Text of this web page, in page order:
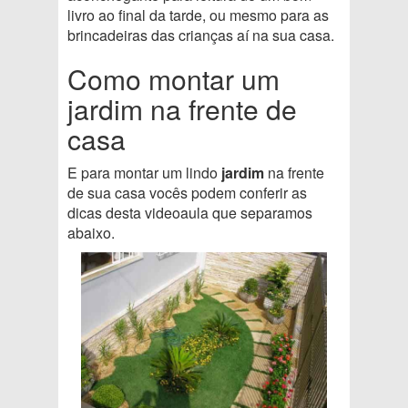
livro ao final da tarde, ou mesmo para as
brincadeiras das crianças aí na sua casa.
Como montar um
jardim na frente de
casa
E para montar um lindo jardim na frente
de sua casa vocês podem conferir as
dicas desta videoaula que separamos
abaixo.